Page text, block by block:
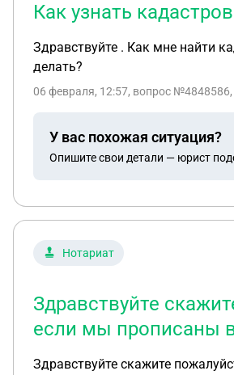
Как узнать
Здравствуйте . Как мне найти
делать?
06 февраля, 12:57, вопрос
У вас похожая ситуация?
Опишите свои детали — юрист
Нотариат
Здравствуйте
если мы прописаны
Здравствуйте скажите